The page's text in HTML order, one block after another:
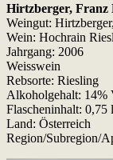
Hirtzberger, Franz
Weingut:
Wein: Hochrain
Jahrgang: 2006
Weisswein
Rebsorte: Riesling
Alkoholgehalt: 14%
Flascheninhalt: 0,75 l
Land: Österreich
Region/Subregion/